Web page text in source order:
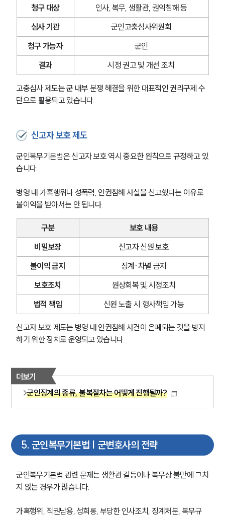
그룹소개
그룹소개
대륜의 강점
오시는 길
글로벌 파트너 로펌
고객의 소리
통합검색
AI대륜
주요 업무사례
사례분석/최신동향
법률정보
법률지식인
업무분야
국방군사그룹 업무
전체
청구 대상
인사, 복무, 생활관, 권익침해 등
심사 기관
군인고충심사위원회
청구 가능자
군인
결과
시정 권고 및 개선 조치
고충심사 제도는 군 내부 분쟁 해결을 위한 대표적인 권리구제 수
단으로 활용되고 있습니다.
신고자 보호 제도
군인복무기본법은 신고자 보호 역시 중요한 원칙으로 규정하고 있
습니다.
병영 내 가혹행위나 성폭력, 인권침해 사실을 신고했다는 이유로
불이익을 받아서는 안 됩니다.
구분
보호 내용
비밀보장
신고자 신원 보호
불이익 금지
징계·차별 금지
보호조치
원상회복 및 시정조치
법적 책임
신원 노출 시 형사책임 가능
신고자 보호 제도는 병영 내 인권침해 사건이 은폐되는 것을 방지
하기 위한 장치로 운영되고 있습니다.
더보기
군인징계의 종류, 불복절차는 어떻게 진행될까?
5. 군인복무기본법 | 군변호사의 전략
군인복무기본법 관련 문제는 생활관 갈등이나 복무상 불만에 그치
지 않는 경우가 많습니다.
가혹행위, 직권남용, 성희롱, 부당한 인사조치, 징계처분, 복무규